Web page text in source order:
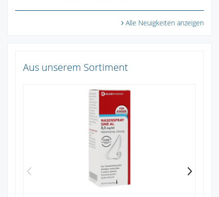
Alle Neuigkeiten anzeigen
Aus unserem Sortiment